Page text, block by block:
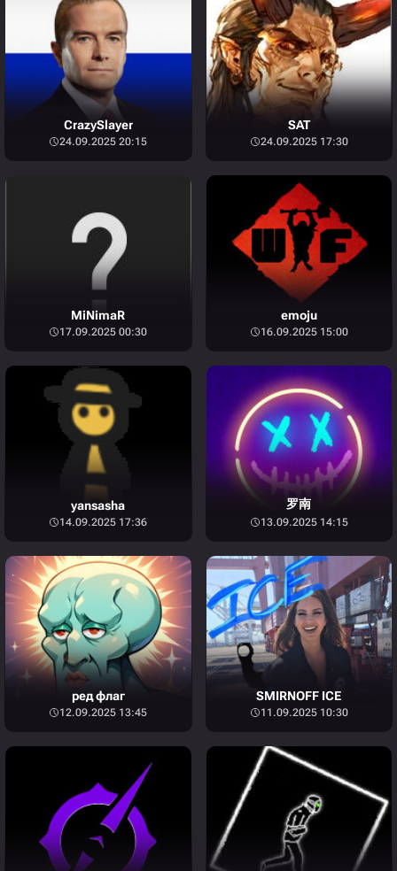
CrazySlayer
24.09.2025 20:15
SAT
24.09.2025 17:30
MiNimaR
17.09.2025 00:30
emoju
16.09.2025 15:00
yansasha
14.09.2025 17:36
罗南
13.09.2025 14:15
ред флаг
12.09.2025 13:45
SMIRNOFF ICE
11.09.2025 10:30